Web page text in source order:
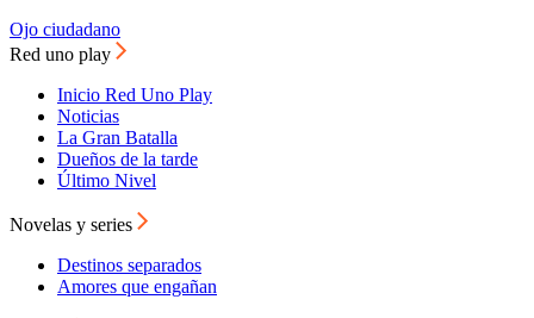
Ojo ciudadano
Red uno play
Inicio Red Uno Play
Noticias
La Gran Batalla
Dueños de la tarde
Último Nivel
Novelas y series
Destinos separados
Amores que engañan